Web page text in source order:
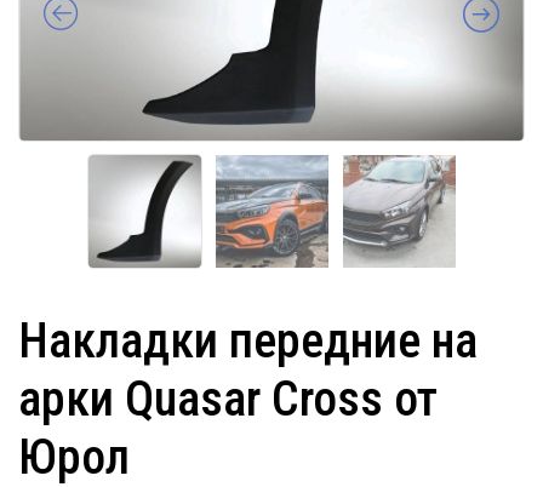
Накладки передние на
арки Quasar Cross от
Юрол